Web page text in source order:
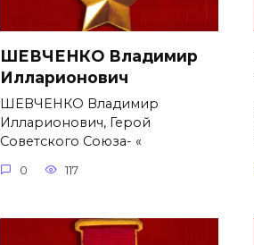
ШЕВЧЕНКО Владимир
Илларионович
ШЕВЧЕНКО Владимир
Илларионович, Герой
Советского Союза- «
0 117